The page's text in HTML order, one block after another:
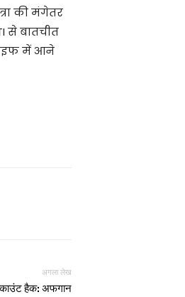
की मंगेतर
से बातचीत
में आने
अगला लेख
हैक: अफगान